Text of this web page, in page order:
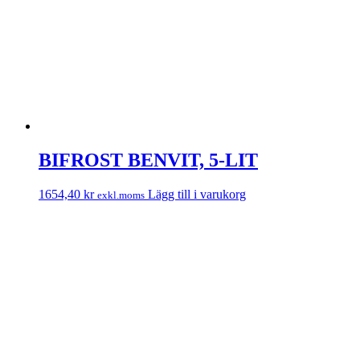
BIFROST BENVIT, 5-LIT
1654,40 kr exkl.moms Lägg till i varukorg